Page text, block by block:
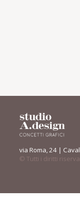
via Roma, 24 |
© Tutti i diritti